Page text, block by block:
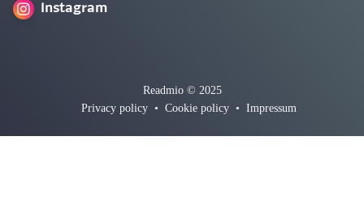
Instagram
Readmio © 2025
Privacy policy • Cookie policy • Impressum